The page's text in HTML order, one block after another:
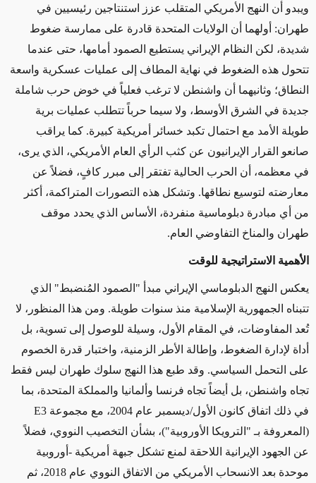
ويبدو أن النهج الأمريكي المتقلب عزز استنتاجين رئيسيين في
طهران: أولهما أن الولايات المتحدة قادرة على ممارسة ضغوط
شديدة، لكن النظام الإيراني يستطيع الصمود أمامها، حتى عندما
تتحول هذه الضغوط في نهاية المطاف إلى عمليات عسكرية واسعة
النطاق؛ وثانيهما أن واشنطن لا ترغب فعلياً في خوض حرب شاملة
جديدة في الشرق الأوسط، ولا سيما حرباً تتطلب عمليات برية
طويلة الأمد مع احتمال تكبد خسائر أمريكية كبيرة. كما يراقب
صانعو القرار الإيرانيون عن كثب الرأي العام الأمريكي، الذي يرى،
في معظمه، أن الحرب الحالية تفتقر إلى مبرر كافٍ، فضلاً عن
معارضته لتوسيع نطاقها. وتشكل هذه التصورات المتراكمة، أكثر
من أي مبادرة دبلوماسية منفردة، الأساس الذي يحدد موقف
طهران والمناخ التفاوضي العام.
الأهمية الاستراتيجية للوقت
يعكس النهج الدبلوماسي الإيراني مبدأ "الصمود المُنضبط" الذي
تتبناه الجمهورية الإسلامية منذ سنوات طويلة. ومن هذا المنظور، لا
تُعد المفاوضات، في المقام الأول، وسيلة للوصول إلى تسوية، بل
أداة لإدارة الضغوط، وإطالة الأطر الزمنية، واختبار قدرة الخصوم
على التحمل السياسي. وقد طبع هذا النهج سلوك طهران ليس فقط
تجاه واشنطن، بل أيضاً تجاه فرنسا وألمانيا والمملكة المتحدة، بما
في ذلك اتفاق كانون الأول/ديسمبر عام 2004، مع مجموعة
E3
(المعروفة بـ "الترويكا الأوروبية")، بشأن التخصيب النووي، فضلاً
عن الجهود الإيرانية اللاحقة لمنع تشكل جبهة أمريكية - أوروبية
موحدة بعد الانسحاب الأمريكي من الاتفاق النووي عام 2018، ثم